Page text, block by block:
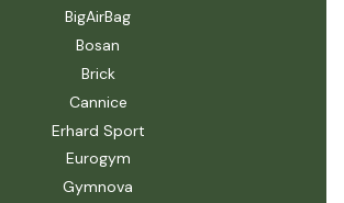
BigAirBag
Bosan
Brick
Cannice
Erhard Sport
Eurogym
Gymnova